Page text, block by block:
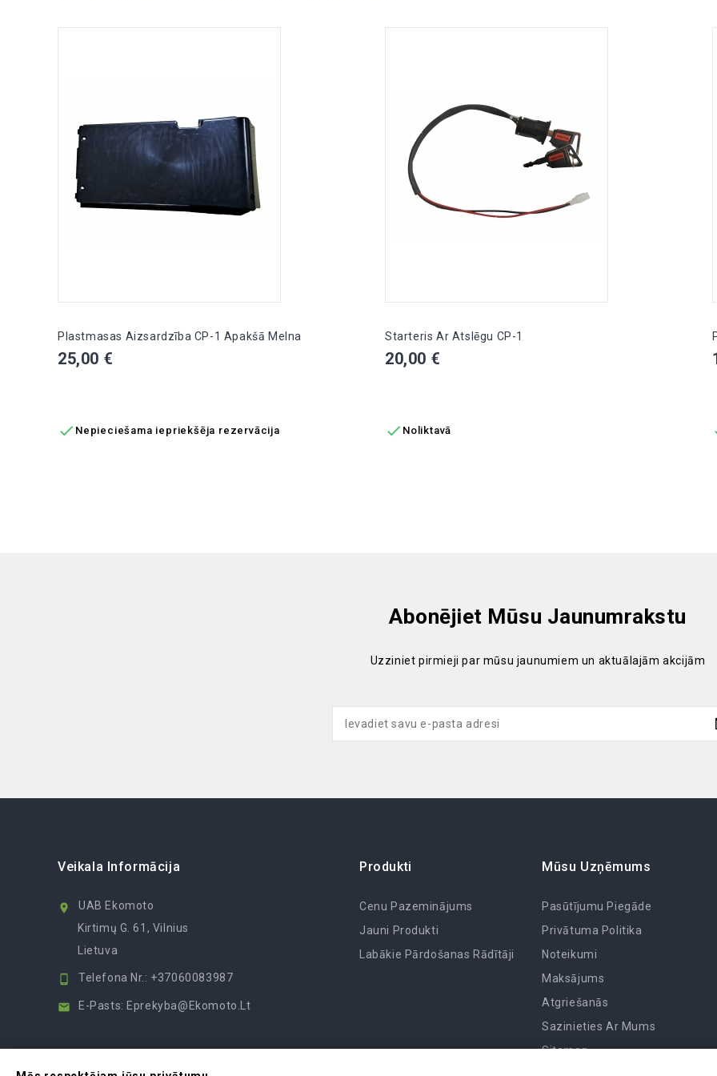
Plastmasas Aizsardzība CP-1 Apakšā Melna
Cena
25,00 €
 Nepieciešama iepriekšēja rezervācija
Starteris Ar Atslēgu CP-1
Cena
20,00 €
 Noliktavā
Abonējiet Mūsu Jaunumrakstu
Uzziniet pirmieji par mūsu jaunumiem un aktuālajām akcijām
Veikala Informācija

UAB Ekomoto
Kirtimų G. 61, Vilnius
Lietuva
 Telefona Nr.: +37060083987
 E-Pasts: Eprekyba@ekomoto.lt
Produkti
Cenu Pazeminājums
Jauni Produkti
Labākie Pārdošanas Rādītāji
Mūsu Uzņēmums
Pasūtījumu Piegāde
Privātuma Politika
Noteikumi
Maksājums
Atgriešanās
Sazinieties Ar Mums
Sitemap